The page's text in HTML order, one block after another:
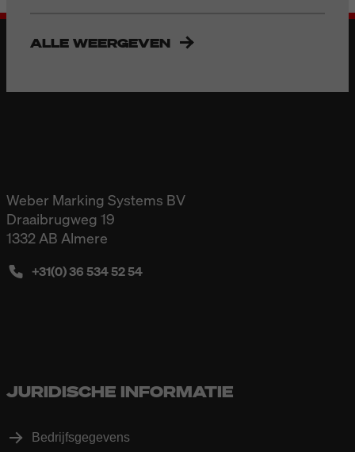
ALLE WEERGEVEN
Weber Marking Systems BV
Draaibrugweg 19
1332 AB Almere
+31(0) 36 534 52 54
JURIDISCHE INFORMATIE
Bedrijfsgegevens